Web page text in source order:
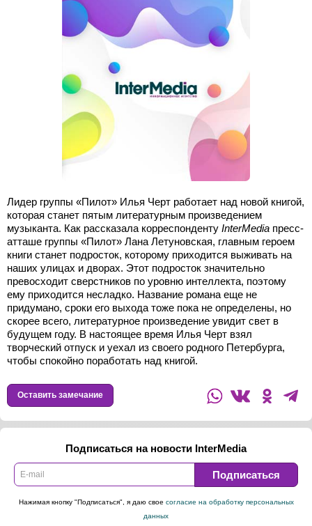
Лидер группы «Пилот» Илья Черт работает над новой книгой,
которая станет пятым литературным произведением
музыканта. Как рассказала корреспонденту InterMedia пресс-
атташе группы «Пилот» Лана Летуновская, главным героем
книги станет подросток, которому приходится выживать на
наших улицах и дворах. Этот подросток значительно
превосходит сверстников по уровню интеллекта, поэтому
ему приходится несладко. Название романа еще не
придумано, сроки его выхода тоже пока не определены, но
скорее всего, литературное произведение увидит свет в
будущем году. В настоящее время Илья Черт взял
творческий отпуск и уехал из своего родного Петербурга,
чтобы спокойно поработать над книгой.
Оставить замечание
Подписаться на новости InterMedia
Подписаться
Нажимая кнопку "Подписаться", я даю свое согласие на обработку персональных
данных